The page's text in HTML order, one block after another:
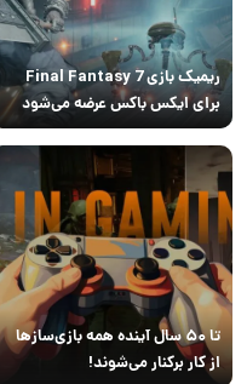
ریمیک بازی Final Fantasy 7
برای ایکس باکس عرضه می‌شود
تا ۵۰ سال آینده همه بازی‌سازها
از کار برکنار می‌شوند!